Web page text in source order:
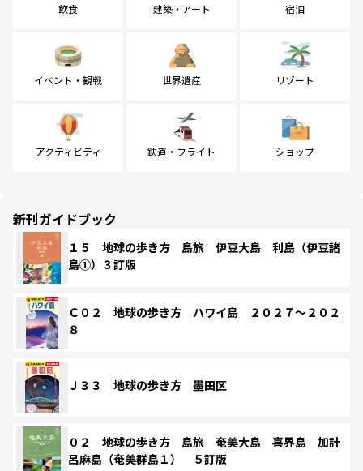
飲食 建築・アート 宿泊
イベント・観戦 世界遺産 リゾート
アクティビティ 鉄道・フライト ショップ
新刊ガイドブック
１５ 地球の歩き方 島旅 伊豆大島 利島（伊豆諸
島①）３訂版
Ｃ０２ 地球の歩き方 ハワイ島 ２０２７～２０２
８
Ｊ３３ 地球の歩き方 墨田区
０２ 地球の歩き方 島旅 奄美大島 喜界島 加計
呂麻島（奄美群島１） ５訂版